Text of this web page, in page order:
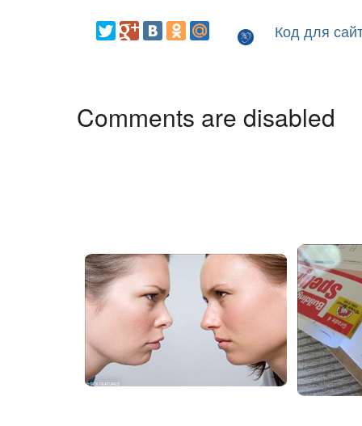
Код для
Comments are disabled